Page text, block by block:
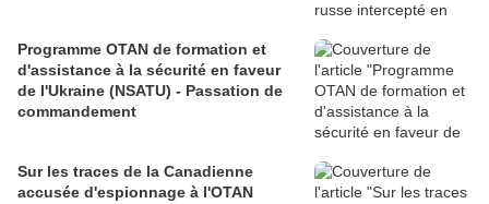
Programme OTAN de formation et
d'assistance à la sécurité en faveur
de l'Ukraine (NSATU) - Passation de
commandement
Sur les traces de la Canadienne
accusée d'espionnage à l'OTAN